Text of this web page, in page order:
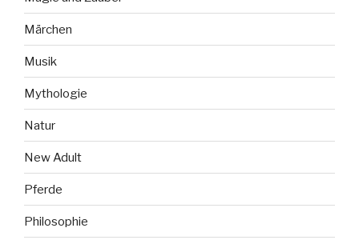
Märchen
Musik
Mythologie
Natur
New Adult
Pferde
Philosophie